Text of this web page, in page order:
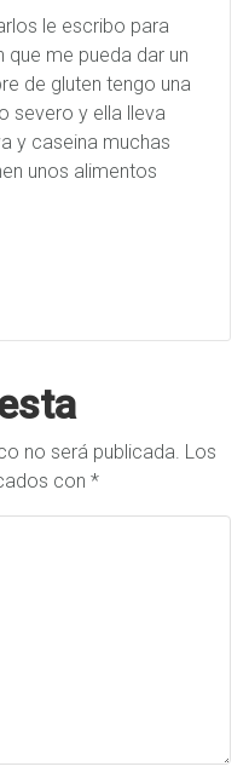
le escribo para
que me pueda dar un
de gluten tengo una
severo y ella lleva
y caseina muchas
unos alimentos
no será publicada. Los
con *